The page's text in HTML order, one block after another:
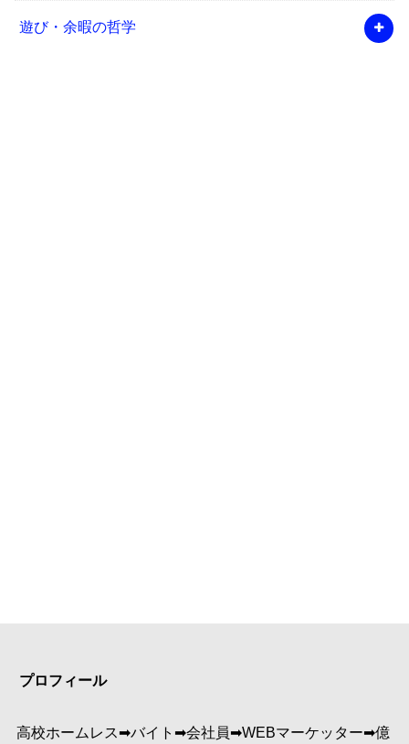
遊び・余暇の哲学
プロフィール
高校ホームレス➡︎バイト➡︎会社員➡︎WEBマーケッター➡︎億